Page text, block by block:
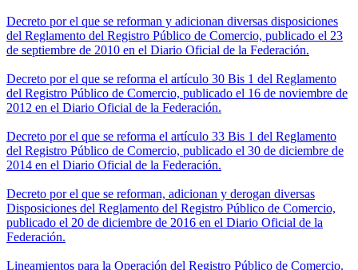
Decreto por el que se reforman y adicionan diversas disposiciones
del Reglamento del Registro Público de Comercio, publicado el 23
de septiembre de 2010 en el Diario Oficial de la Federación.
Decreto por el que se reforma el artículo 30 Bis 1 del Reglamento
del Registro Público de Comercio, publicado el 16 de noviembre de
2012 en el Diario Oficial de la Federación.
Decreto por el que se reforma el artículo 33 Bis 1 del Reglamento
del Registro Público de Comercio, publicado el 30 de diciembre de
2014 en el Diario Oficial de la Federación.
Decreto por el que se reforman, adicionan y derogan diversas
Disposiciones del Reglamento del Registro Público de Comercio,
publicado el 20 de diciembre de 2016 en el Diario Oficial de la
Federación.
Lineamientos para la Operación del Registro Público de Comercio.